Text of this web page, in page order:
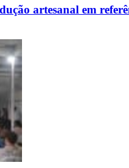
artesanal em